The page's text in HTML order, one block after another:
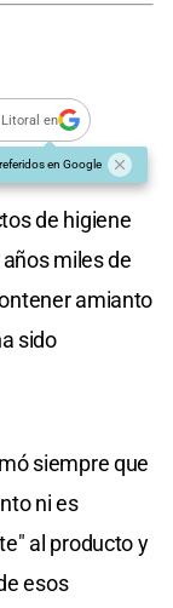
Litoral en
en Google
de higiene
miles de
amianto
sido
siempre que
ni es
al producto y
esos